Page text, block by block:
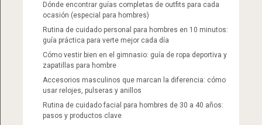
Dónde encontrar guías completas de outfits para cada
ocasión (especial para hombres)
Rutina de cuidado personal para hombres en 10 minutos:
guía práctica para verte mejor cada día
Cómo vestir bien en el gimnasio: guía de ropa deportiva y
zapatillas para hombre
Accesorios masculinos que marcan la diferencia: cómo
usar relojes, pulseras y anillos
Rutina de cuidado facial para hombres de 30 a 40 años:
pasos y productos clave